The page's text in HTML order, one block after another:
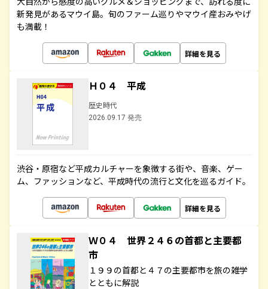
新発見があるマウイ島。旬のファーム巡りやマウイ産おみやげ
も満載！
詳細を見る
Ｈ０４ 平成
歴史時代
2026.09.17 発売
渋谷・原宿など平成カルチャーを象徴する街や、音楽、ゲー
ム、ファッションなど、平成時代の流行と文化を巡るガイド。
詳細を見る
Ｗ０４ 世界２４６の首都と主要都
市
１９９の首都と４７の主要都市を旅の雑学
とともに解説